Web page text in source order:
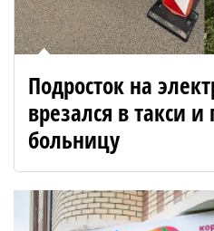
Подросток на
врезался в такси
больницу